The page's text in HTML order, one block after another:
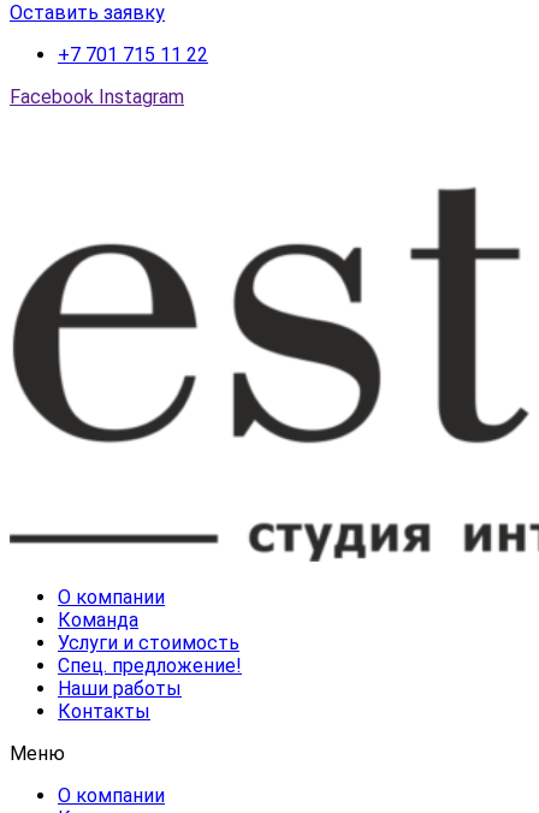
Оставить заявку
+7 701 715 11 22
Facebook Instagram
О компании
Команда
Услуги и стоимость
Спец. предложение!
Наши работы
Контакты
Меню
О компании